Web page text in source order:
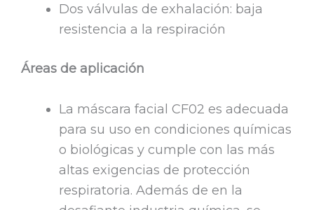
Dos válvulas de exhalación: baja
resistencia a la respiración
Áreas de aplicación
La máscara facial CF02 es adecuada
para su uso en condiciones químicas
o biológicas y cumple con las más
altas exigencias de protección
respiratoria. Además de en la